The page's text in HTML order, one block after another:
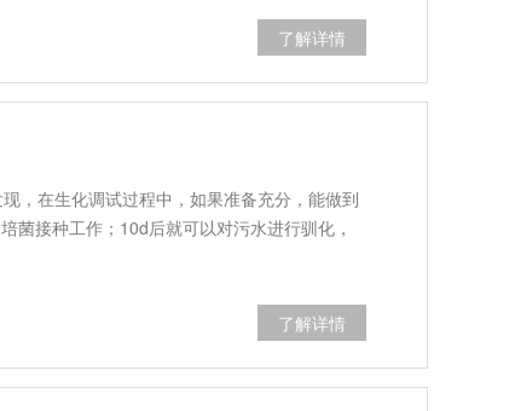
了解详情
，在生化调试过程中，如果准备充分，能做到
菌接种工作；10d后就可以对污水进行驯化，
了解详情